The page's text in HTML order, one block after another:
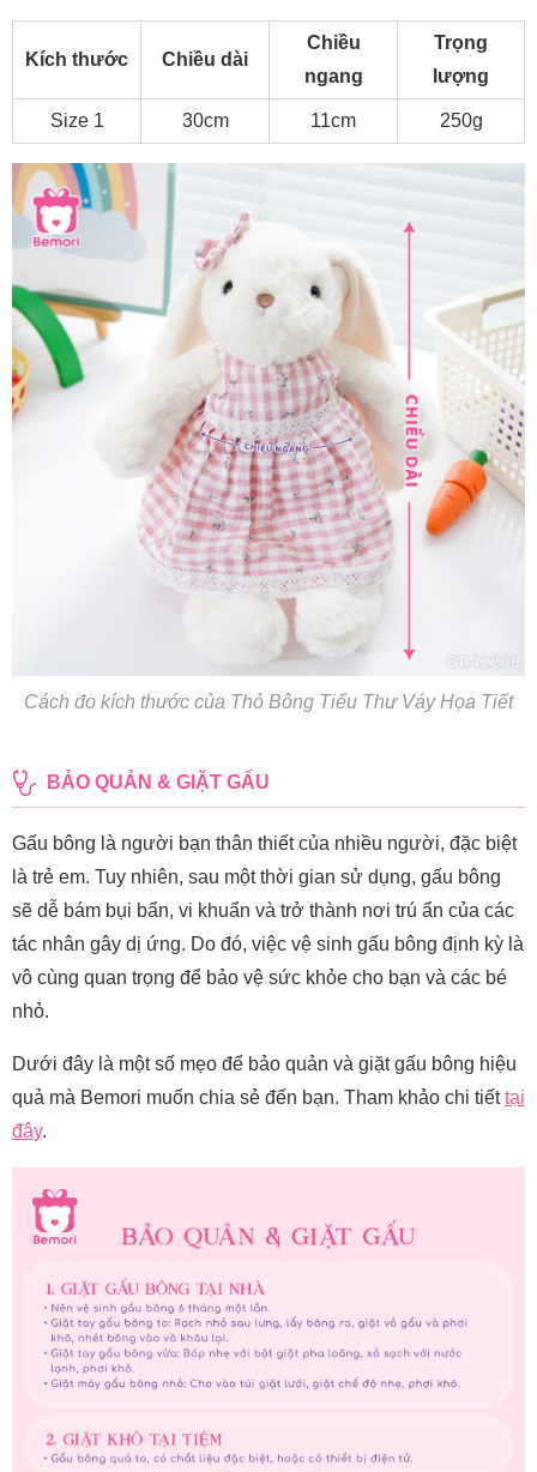
Kích thước Chiều dài
Chiều
ngang
Trọng
lượng
Size 1 30cm 11cm 250g
Cách đo kích thước của Thỏ Bông Tiểu Thư Váy Họa Tiết
BẢO QUẢN & GIẶT GẤU
Gấu bông là người bạn thân thiết của nhiều người, đặc biệt
là trẻ em. Tuy nhiên, sau một thời gian sử dụng, gấu bông
sẽ dễ bám bụi bẩn, vi khuẩn và trở thành nơi trú ẩn của các
tác nhân gây dị ứng. Do đó, việc vệ sinh gấu bông định kỳ là
vô cùng quan trọng để bảo vệ sức khỏe cho bạn và các bé
nhỏ.
Dưới đây là một số mẹo để bảo quản và giặt gấu bông hiệu
quả mà Bemori muốn chia sẻ đến bạn. Tham khảo chi tiếttại
đây.